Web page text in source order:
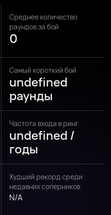
Среднее количество
раундов за бой
0
Самый короткий бой
undefined
раунды
Частота входа в ринг
undefined /
годы
Худший рекорд среди
недавних соперников
N/A